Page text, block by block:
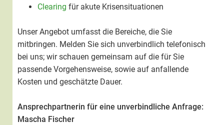
Clearing für akute Krisensituationen
Unser Angebot umfasst die Bereiche, die Sie
mitbringen. Melden Sie sich unverbindlich telefonisch
bei uns; wir schauen gemeinsam auf die für Sie
passende Vorgehensweise, sowie auf anfallende
Kosten und geschätzte Dauer.
Ansprechpartnerin für eine unverbindliche Anfrage:
Mascha Fischer